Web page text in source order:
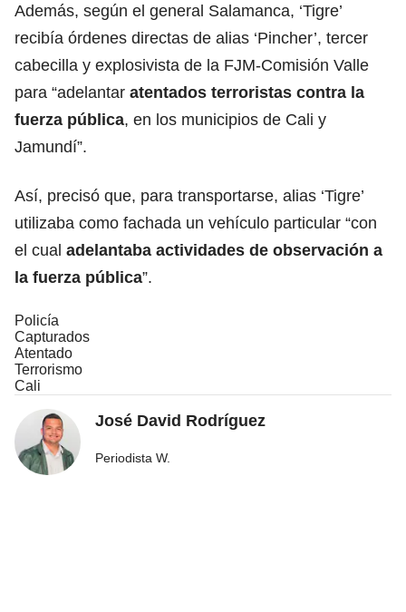
Además, según el general Salamanca, ‘Tigre’
recibía órdenes directas de alias ‘Pincher’, tercer
cabecilla y explosivista de la FJM-Comisión Valle
para “adelantar atentados terroristas contra la
fuerza pública, en los municipios de Cali y
Jamundí”.
Así, precisó que, para transportarse, alias ‘Tigre’
utilizaba como fachada un vehículo particular “con
el cual adelantaba actividades de observación a
la fuerza pública”.
Policía
Capturados
Atentado
Terrorismo
Cali
José David Rodríguez
Periodista W.